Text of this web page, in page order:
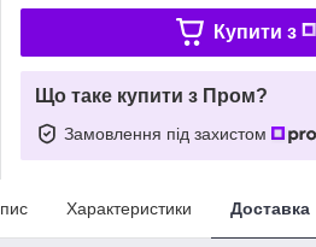
Купити з
Що таке купити з Пром?
Замовлення під захистом
Характеристики Доставка